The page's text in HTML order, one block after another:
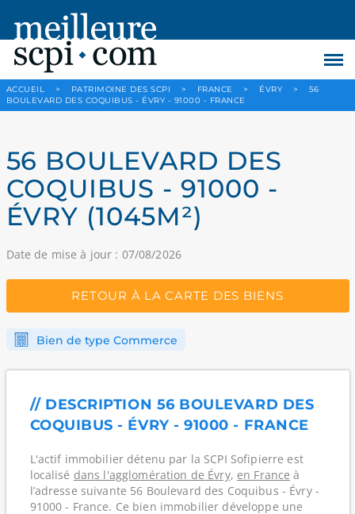
ACCUEIL > PATRIMOINE DES SCPI > FRANCE > ÉVRY >
56
BOULEVARD DES COQUIBUS - ÉVRY - 91000 - FRANCE
56 BOULEVARD DES
COQUIBUS - 91000 -
ÉVRY (1045M²)
Date de mise à jour : 07/08/2026
RETOUR À LA CARTE DES BIENS
Bien de type Commerce
// DESCRIPTION 56 BOULEVARD DES
COQUIBUS - ÉVRY - 91000 - FRANCE
L'actif immobilier détenu par la SCPI Sofipierre est
localisé dans l'agglomération de Évry, en France à
l’adresse suivante 56 Boulevard des Coquibus - Évry -
91000 - France. Ce bien immobilier développe une